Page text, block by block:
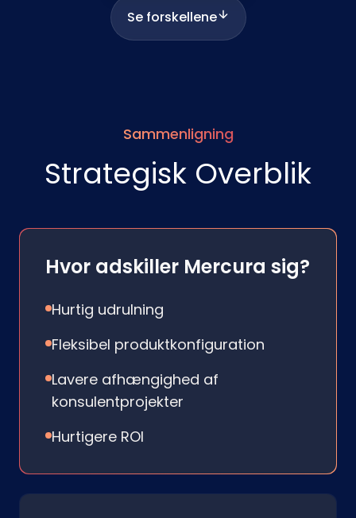
Se forskellene
Sammenligning
Strategisk Overblik
Hvor adskiller Mercura sig?
Hurtig udrulning
Fleksibel produktkonfiguration
Lavere afhængighed af
konsulentprojekter
Hurtigere ROI